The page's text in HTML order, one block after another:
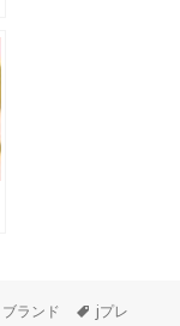
ブランド
タ
jプレ